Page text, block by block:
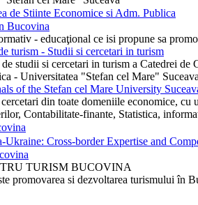
de Stiinte Economice si Adm. Publica
Bucovina
- educaţional ce isi propune sa
turism - Studii si cercetari in turism
studii si cercetari in turism a Catedrei
- Universitatea "Stefan cel Mare"
of the Stefan cel Mare University
din toate domeniile economice,
Contabilitate-finante, Statistica,
Ukraine: Cross-border Expertise and
TURISM BUCOVINA
promovarea si dezvoltarea turismului în